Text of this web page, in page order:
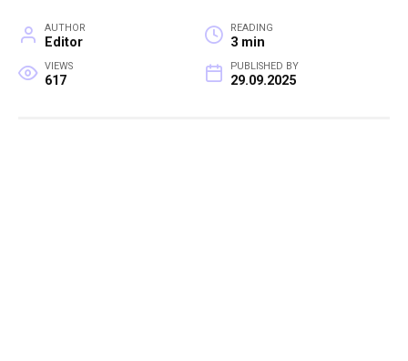
AUTHOR
Editor
READING
3 min
VIEWS
617
PUBLISHED BY
29.09.2025